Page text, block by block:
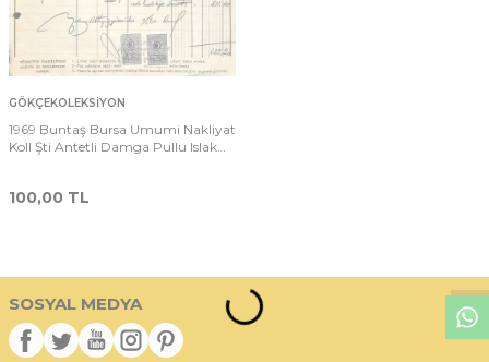
W
h
t
s
p
p
D
e
s
e
H
a
t
t
GÖKÇEKOLEKSIYON
1969 Buntaş Bursa Umumi Nakliyat
Koll Şti Antetli Damga Pullu Islak
100,00 TL
SOSYAL MEDYA